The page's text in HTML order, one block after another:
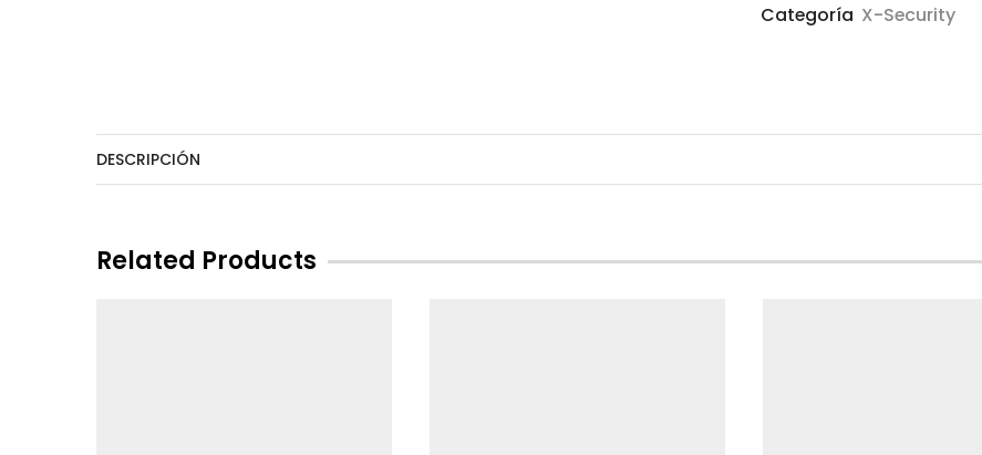
Categoría X-Security
DESCRIPCIÓN
Related Products